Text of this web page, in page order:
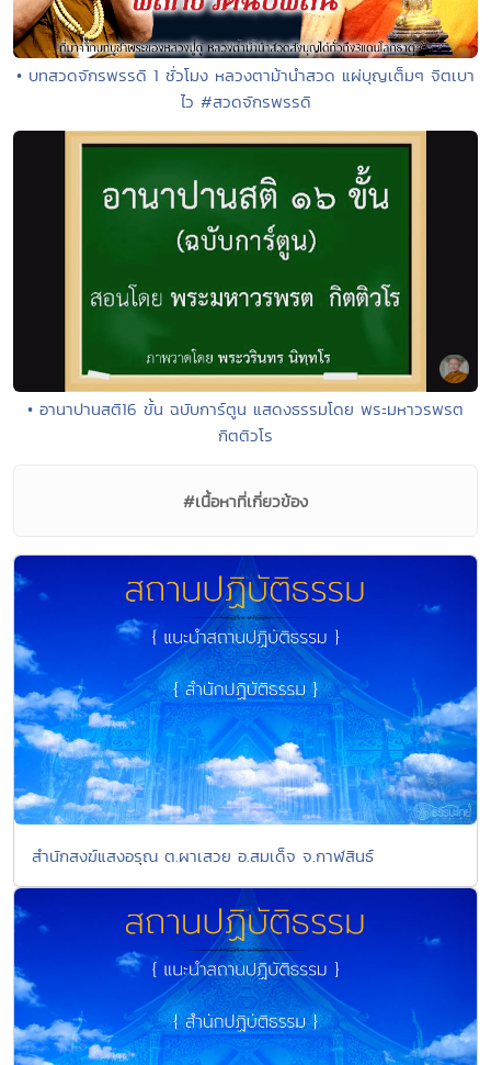
• บทสวดจักรพรรดิ 1 ชั่วโมง หลวงตาม้านำสวด แผ่บุญเต็มๆ จิตเบา
ไว #สวดจักรพรรดิ
• อานาปานสติ16 ขั้น ฉบับการ์ตูน แสดงธรรมโดย พระมหาวรพรต
กิตติวโร
#เนื้อหาที่เกี่ยวข้อง
สำนักสงฆ์แสงอรุณ ต.ผาเสวย อ.สมเด็จ จ.กาฬสินธ์